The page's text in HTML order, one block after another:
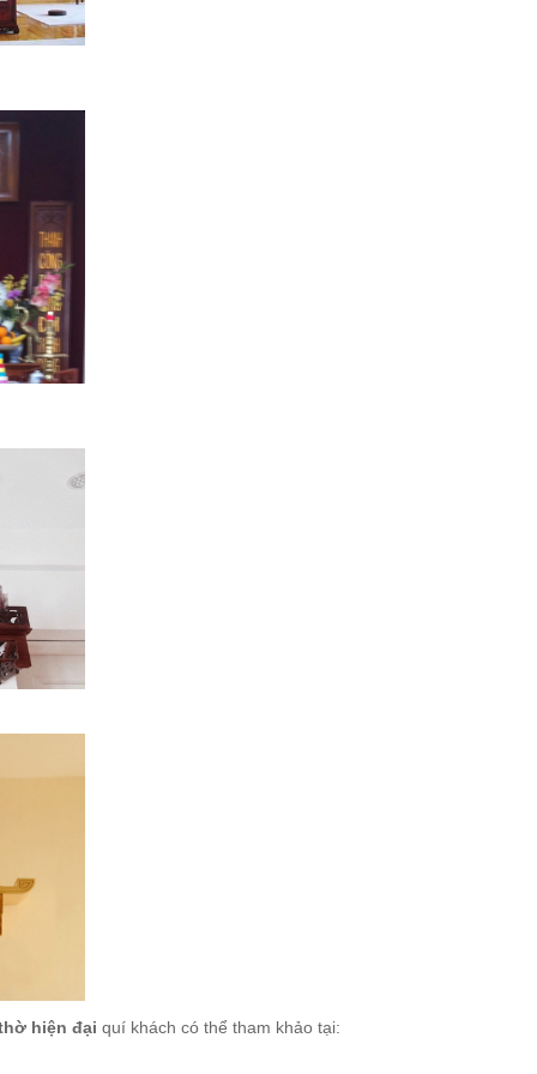
hiện đại quí khách có thể tham khảo tại: